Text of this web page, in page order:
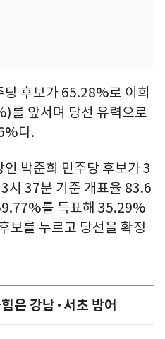
후보가 65.28%로 이희
를 앞서며 당선 유력으로
다.
박준희 민주당 후보가 3
시 37분 기준 개표율 83.6
를 득표해 35.29%
보를 누르고 당선을 확정
은 강남·서초 방어